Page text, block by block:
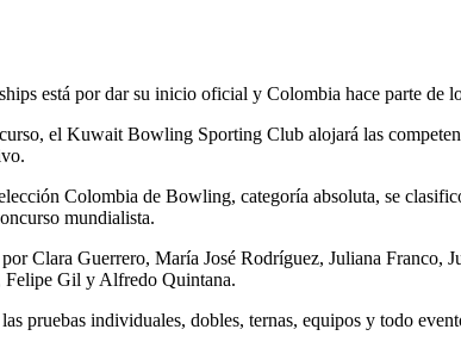
está por dar su inicio oficial y Colombia hace parte de
el Kuwait Bowling Sporting Club alojará las
Colombia de Bowling, categoría absoluta, se
mundialista.
Clara Guerrero, María José Rodríguez, Juliana
Felipe Gil y Alfredo Quintana.
pruebas individuales, dobles, ternas, equipos y todo